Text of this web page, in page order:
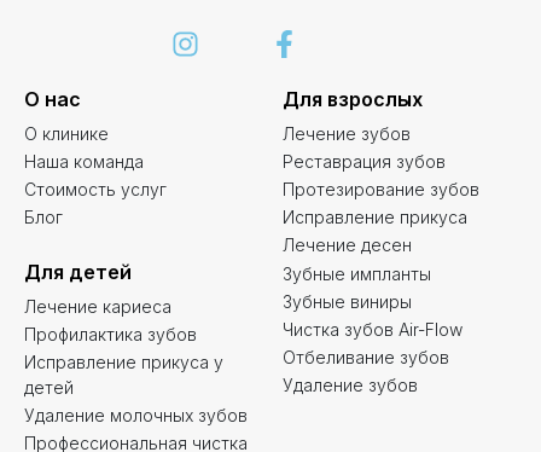
О нас
О клинике
Наша команда
Стоимость услуг
Блог
Для взрослых
Лечение зубов
Реставрация зубов
Протезирование зубов
Исправление прикуса
Лечение десен
Зубные импланты
Зубные виниры
Чистка зубов Air-Flow
Отбеливание зубов
Удаление зубов
Для детей
Лечение кариеса
Профилактика зубов
Исправление прикуса у
детей
Удаление молочных зубов
Профессиональная чистка